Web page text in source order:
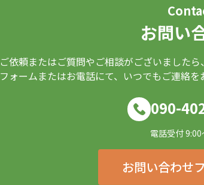
お問い
ご依頼またはご質問やご相談がございました
フォームまたはお電話にて、いつでもご連絡
090-
電話受付
お問い合わせ